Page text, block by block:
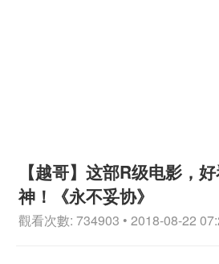
【越哥】这部R级电影，
神！《永不妥协》
觀看次數: 734903 • 2018-08-22